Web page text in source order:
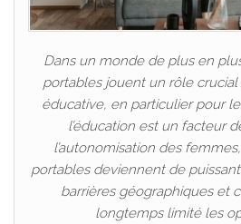
Dans un monde de plus en
portables jouent un rôle crucial
éducative, en particulier pour
l’éducation est un facteur
l’autonomisation des
portables deviennent de
barrières géographiques et
longtemps limité les